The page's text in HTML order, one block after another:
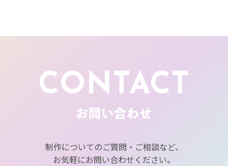
CONTACT
お問い合わせ
制作についてのご質問・ご相談など、
お気軽にお問い合わせください。